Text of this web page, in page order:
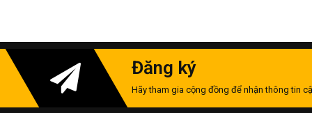
Đăng ký
Hãy tham gia cộng đồng để nhận thông tin